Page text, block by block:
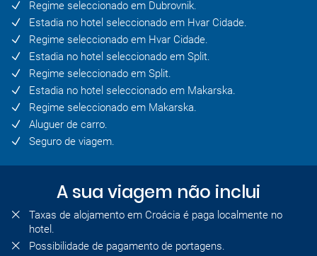
Regime seleccionado em Dubrovnik.
Estadia no hotel seleccionado em Hvar Cidade.
Regime seleccionado em Hvar Cidade.
Estadia no hotel seleccionado em Split.
Regime seleccionado em Split.
Estadia no hotel seleccionado em Makarska.
Regime seleccionado em Makarska.
Aluguer de carro.
Seguro de viagem.
A sua viagem não inclui
Taxas de alojamento em Croácia é paga localmente no
hotel.
Possibilidade de pagamento de portagens.